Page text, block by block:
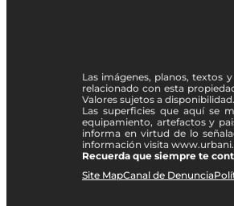
Las imágenes, planos, textos
relacionado con esta
Valores sujetos a disponibilidad.
Las superficies que aquí se
equipamiento, artefactos y
informa en virtud de lo
información visita
Recuerda que siempre te
Site MapCanal de Denuncia